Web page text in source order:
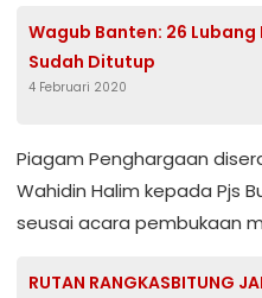
Wagub Banten: 26 Lubang
Sudah Ditutup
4 Februari 2020
Piagam Penghargaan
Wahidin Halim kepada Pjs
seusai acara pembukaan
RUTAN RANGKASBITUNG